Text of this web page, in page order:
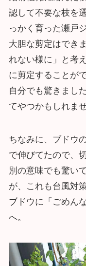
認して不要な枝を
っかく育った瀬戸
大胆な剪定はでき
れない様に」と考
に剪定することが
自分でも驚きまし
てやつかもしれませ
ちなみに、ブドウ
で伸びてたので、
別の意味でも驚い
が、これも台風対
ブドウに「ごめん
へ。